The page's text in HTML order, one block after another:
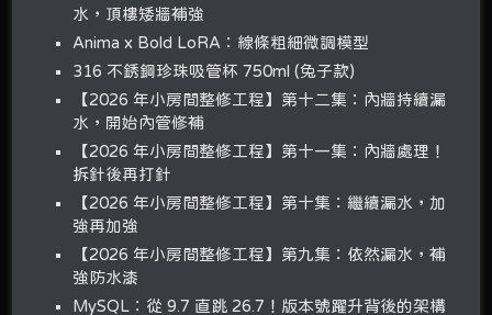
水，頂樓矮牆補強
Anima x Bold LoRA：線條粗細微調模型
316 不銹鋼珍珠吸管杯 750ml (兔子款)
【2026 年小房間整修工程】第十二集：內牆持續漏
水，開始內管修補
【2026 年小房間整修工程】第十一集：內牆處理！
拆針後再打針
【2026 年小房間整修工程】第十集：繼續漏水，加
強再加強
【2026 年小房間整修工程】第九集：依然漏水，補
強防水漆
MySQL：從 9.7 直跳 26.7！版本號躍升背後的架構